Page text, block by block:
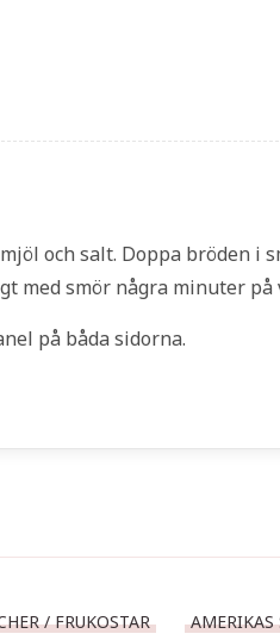
och salt. Doppa bröden i
med smör några minuter på
på båda sidorna.
/ FRUKOSTAR AMERIKAS